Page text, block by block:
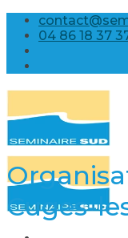
Skip
content
04 86 18 37
Cuges-